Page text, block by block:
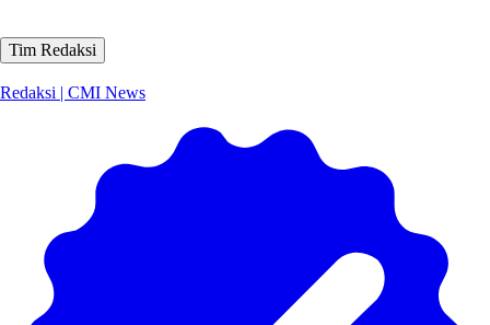
Tim Redaksi
Redaksi | CMI News